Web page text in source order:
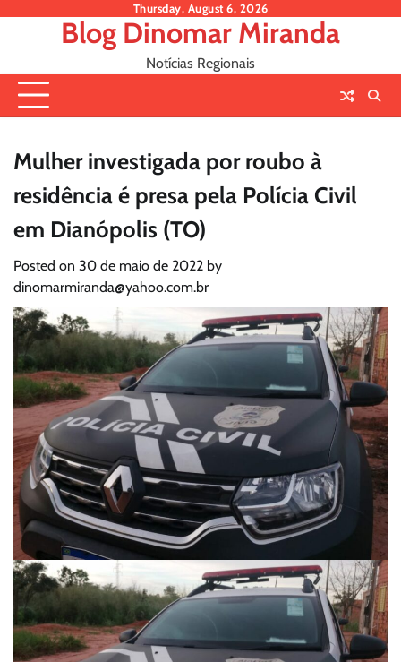
Thursday, August 6, 2026
Blog Dinomar Miranda
Notícias Regionais
Mulher investigada por roubo à
residência é presa pela Polícia Civil
em Dianópolis (TO)
Posted on 30 de maio de 2022 by
dinomarmiranda@yahoo.com.br